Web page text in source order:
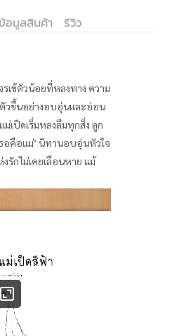
ข้อมูลสินค้า รีวิว
เข้ตัวน้อยที่หลงทาง ความ
วขึ้นอย่างอบอุ่นและอ่อน
ม่เป็ดเริ่มหลงลืมทุกสิ่ง ลูก
ธอคือแม่’ นิทานอบอุ่นหัวใจ
งรักไม่เคยเลือนหาย แม้